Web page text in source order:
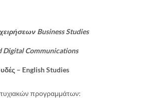
Business Studies
Digital Communications
– English Studies
προγραμμάτων: